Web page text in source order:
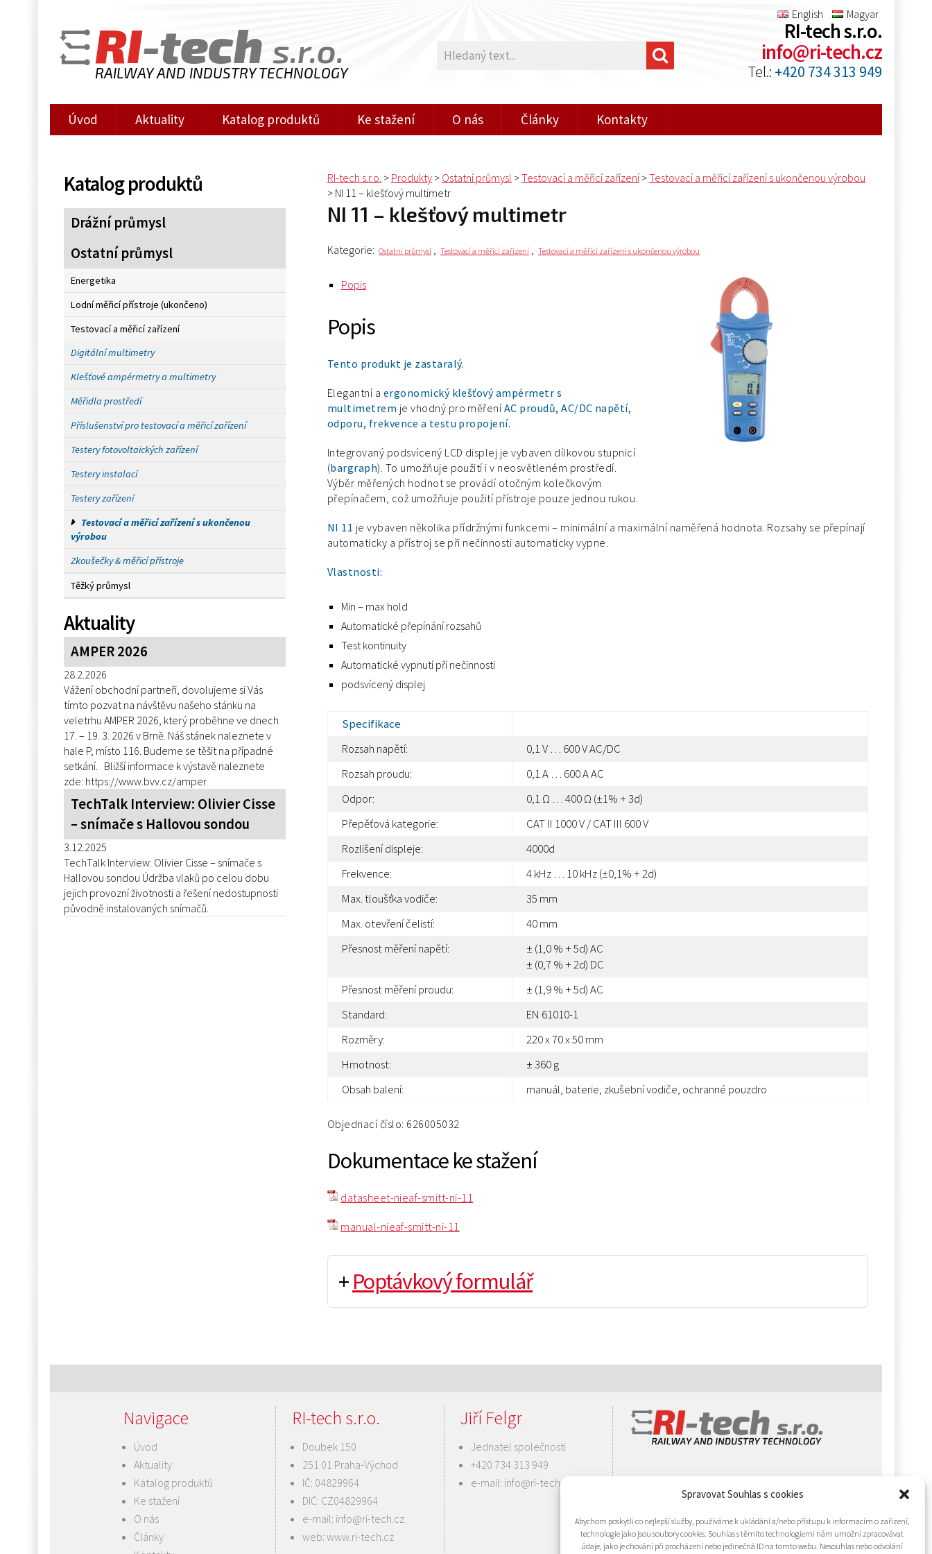
Spravovat Souhlas s cookies
Abychom poskytli co nejlepší služby, používáme k ukládání a/nebo přístupu k informacím o zařízení,
technologie jako jsou soubory cookies. Souhlas s těmito technologiemi nám umožní zpracovávat
údaje, jako je chování při procházení nebo jedinečná ID na tomto webu. Nesouhlas nebo odvolání
English Magyar
RI-tech s.r.o.
RAILWAY AND INDUSTRY TECHNOLOGY
RI-tech s.r.o.
info@ri-tech.cz
Tel.: +420 734 313 949
Úvod Aktuality Katalog produktů Ke stažení O nás Články Kontakty
Katalog produktů
Drážní průmysl
Ostatní průmysl
Energetika
Lodní měřicí přístroje (ukončeno)
Testovací a měřicí zařízení
Digitální multimetry
Klešťové ampérmetry a multimetry
Měřidla prostředí
Příslušenství pro testovací a měřicí zařízení
Testery fotovoltaických zařízení
Testery instalací
Testery zařízení
Testovací a měřicí zařízení s ukončenou
výrobou
Zkoušečky & měřicí přístroje
Těžký průmysl
Aktuality
AMPER 2026
28.2.2026
Vážení obchodní partneři, dovolujeme si Vás
tímto pozvat na návštěvu našeho stánku na
veletrhu AMPER 2026, který proběhne ve dnech
17. – 19. 3. 2026 v Brně. Náš stánek naleznete v
hale P, místo 116. Budeme se těšit na případné
setkání. Bližší informace k výstavě naleznete
zde: https://www.bvv.cz/amper
TechTalk Interview: Olivier Cisse
– snímače s Hallovou sondou
3.12.2025
TechTalk Interview: Olivier Cisse – snímače s
Hallovou sondou Údržba vlaků po celou dobu
jejich provozní životnosti a řešení nedostupnosti
původně instalovaných snímačů.
RI-tech s.r.o. > Produkty > Ostatní průmysl >Testovací a měřicí zařízení >Testovací a měřicí zařízení s ukončenou výrobou
> NI 11 – klešťový multimetr
NI 11 – klešťový multimetr
Kategorie: Ostatní průmysl , Testovací a měřicí zařízení , Testovací a měřicí zařízení s ukončenou výrobou
Popis
Popis
Tento produkt je zastaralý.
Elegantní a ergonomický klešťový ampérmetr s
multimetrem je vhodný pro měření AC proudů, AC/DC napětí,
odporu, frekvence a testu propojení.
Integrovaný podsvícený LCD displej je vybaven dílkovou stupnicí
(bargraph). To umožňuje použití i v neosvětleném prostředí.
Výběr měřených hodnot se provádí otočným kolečkovým
přepínačem, což umožňuje použití přístroje pouze jednou rukou.
NI 11 je vybaven několika přídržnými funkcemi – minimální a maximální naměřená hodnota. Rozsahy se přepínají
automaticky a přístroj se při nečinnosti automaticky vypne.
Vlastnosti:
Min – max hold
Automatické přepínání rozsahů
Test kontinuity
Automatické vypnutí při nečinnosti
podsvícený displej
Specifikace
Rozsah napětí:
0,1 V … 600 V AC/DC
Rozsah proudu:
0,1 A … 600 A AC
Odpor:
0,1 Ω … 400 Ω (±1% + 3d)
Přepěťová kategorie:
CAT II 1000 V / CAT III 600 V
Rozlišení displeje:
4000d
Frekvence:
4 kHz … 10 kHz (±0,1% + 2d)
Max. tloušťka vodiče:
35 mm
Max. otevření čelistí:
40 mm
Přesnost měření napětí:
± (1,0 % + 5d) AC
± (0,7 % + 2d) DC
Přesnost měření proudu:
± (1,9 % + 5d) AC
Standard:
EN 61010-1
Rozměry:
220 x 70 x 50 mm
Hmotnost:
± 360 g
Obsah balení:
manuál, baterie, zkušební vodiče, ochranné pouzdro
Objednací číslo: 626005032
Dokumentace ke stažení
datasheet-nieaf-smitt-ni-11
manual-nieaf-smitt-ni-11
+ Poptávkový formulář
Navigace
Úvod
Aktuality
Katalog produktů
Ke stažení
O nás
Články
RI-tech s.r.o.
Doubek 150
251 01 Praha-Východ
IČ: 04829964
DIČ: CZ04829964
e-mail: info@ri-tech.cz
web: www.ri-tech.cz
Jiří Felgr
Jednatel společnosti
+420 734 313 949
e-mail: info@ri-tech.cz